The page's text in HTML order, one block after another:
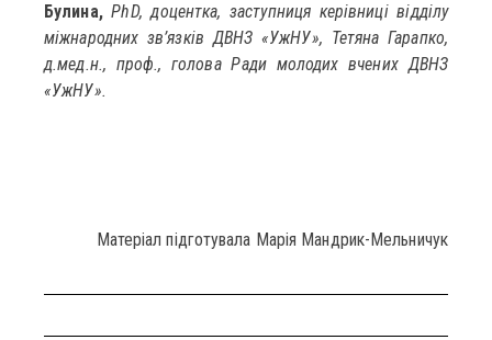
Булина, PhD, доцентка, заступниця керівниці відділу
міжнародних зв’язків ДВНЗ «УжНУ», Тетяна Гарапко,
д.мед.н., проф., голова Ради молодих вчених ДВНЗ
«УжНУ».
Матеріал підготувала Марія Мандрик-Мельничук